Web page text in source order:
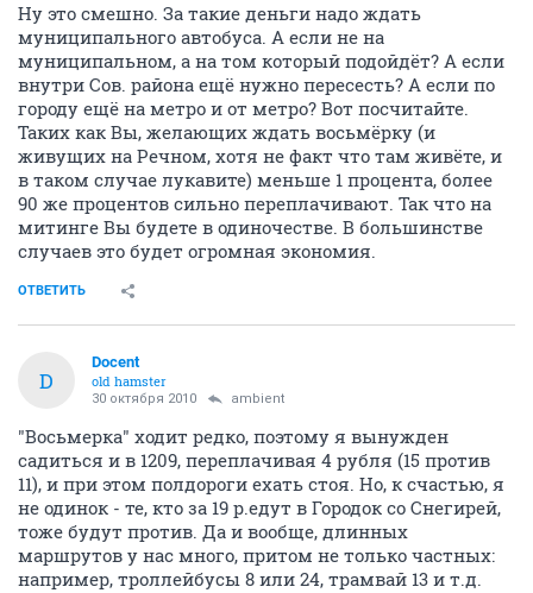
Ну это смешно. За такие деньги надо ждать
муниципального автобуса. А если не на
муниципальном, а на том который подойдёт? А если
внутри Сов. района ещё нужно пересесть? А если по
городу ещё на метро и от метро? Вот посчитайте.
Таких как Вы, желающих ждать восьмёрку (и
живущих на Речном, хотя не факт что там живёте, и
в таком случае лукавите) меньше 1 процента, более
90 же процентов сильно переплачивают. Так что на
митинге Вы будете в одиночестве. В большинстве
случаев это будет огромная экономия.
ОТВЕТИТЬ
D
Docent
old hamster
30 октября 2010 ambient
"Восьмерка" ходит редко, поэтому я вынужден
садиться и в 1209, переплачивая 4 рубля (15 против
11), и при этом полдороги ехать стоя. Но, к счастью, я
не одинок - те, кто за 19 р.едут в Городок со Снегирей,
тоже будут против. Да и вообще, длинных
маршрутов у нас много, притом не только частных:
например, троллейбусы 8 или 24, трамвай 13 и т.д.